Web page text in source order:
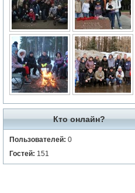
Кто онлайн?
Пользователей: 0
Гостей: 151